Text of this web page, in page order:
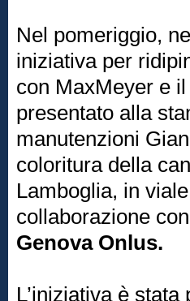
Nel pomeriggio,
iniziativa per
con MaxMeyer e
presentato alla
manutenzioni
coloritura della
Lamboglia, in
collaborazione con
Genova Onlus.
L’iniziativa è